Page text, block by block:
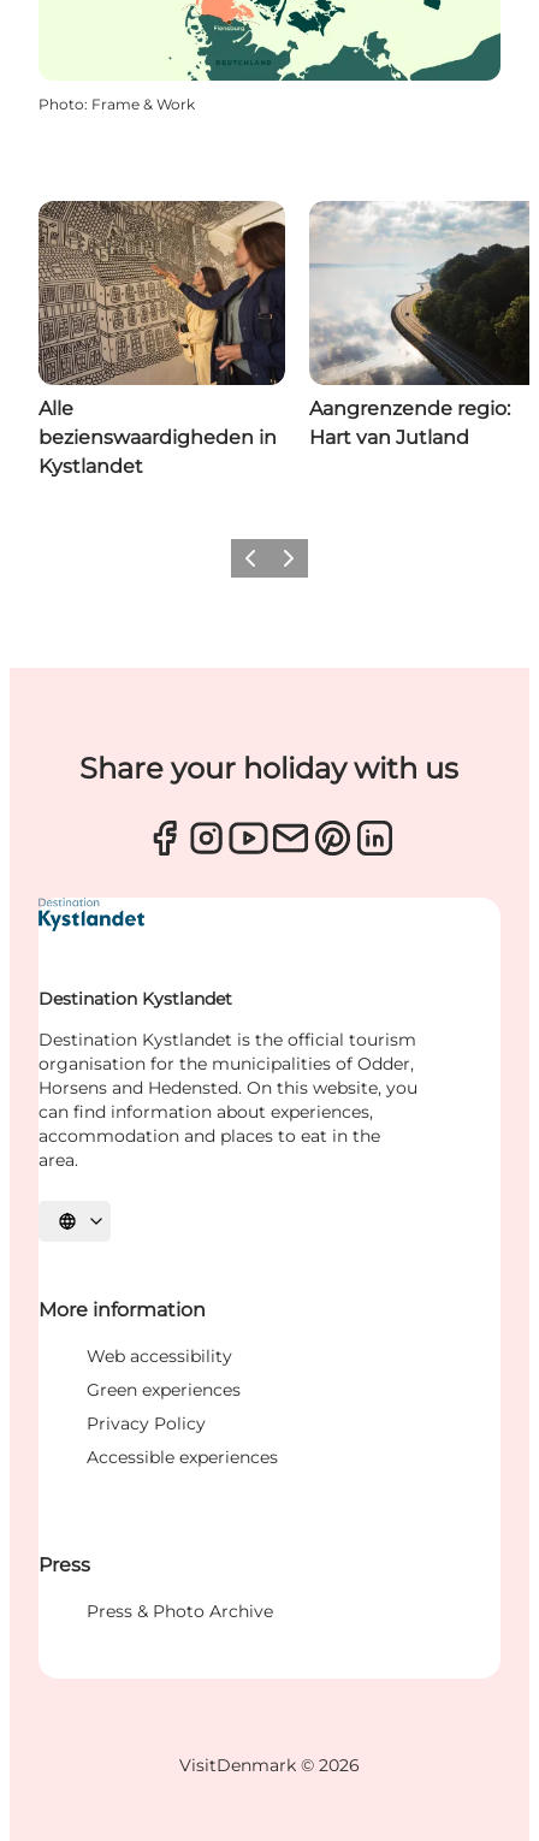
Photo: Frame & Work
Alle
bezienswaardigheden in
Kystlandet
Aangrenzende regio:
Hart van Jutland
Previous
Next
Share your holiday with us
Destination Kystlandet
Destination Kystlandet is the official tourism
organisation for the municipalities of Odder,
Horsens and Hedensted. On this website, you
can find information about experiences,
accommodation and places to eat in the
area.
Select language
More information
Web accessibility
Green experiences
Privacy Policy
Accessible experiences
Press
Press & Photo Archive
VisitDenmark © 2026